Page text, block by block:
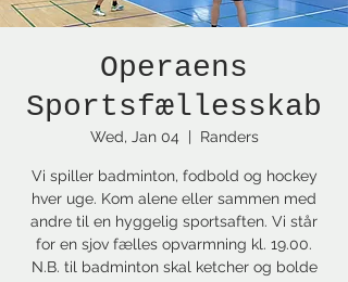
Operaens
Sportsfællesskab
Wed, Jan 04
  |
Randers
Vi spiller badminton, fodbold og hockey
hver uge. Kom alene eller sammen med
andre til en hyggelig sportsaften. Vi står
for en sjov fælles opvarmning kl. 19.00.
N.B. til badminton skal ketcher og bolde